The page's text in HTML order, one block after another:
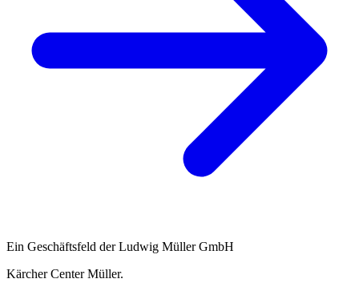
Ein Geschäftsfeld der Ludwig Müller GmbH
Kärcher Center Müller.